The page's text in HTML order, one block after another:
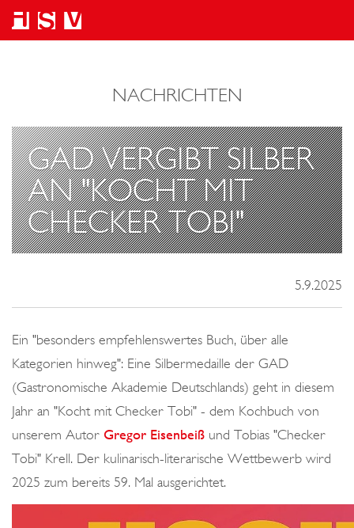
NACHRICHTEN
GAD VERGIBT SILBER
AN "KOCHT MIT
CHECKER TOBI"
5.9.2025
Ein "besonders empfehlenswertes Buch, über alle
Kategorien hinweg": Eine Silbermedaille der GAD
(Gastronomische Akademie Deutschlands) geht in diesem
Jahr an "Kocht mit Checker Tobi" - dem Kochbuch von
unserem Autor Gregor Eisenbeiß und Tobias "Checker
Tobi" Krell. Der kulinarisch-literarische Wettbewerb wird
2025 zum bereits 59. Mal ausgerichtet.